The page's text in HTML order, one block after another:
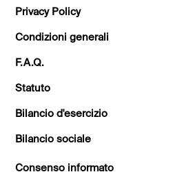
Privacy Policy
Condizioni generali
F.A.Q.
Statuto
Bilancio d'esercizio
Bilancio sociale
Consenso informato